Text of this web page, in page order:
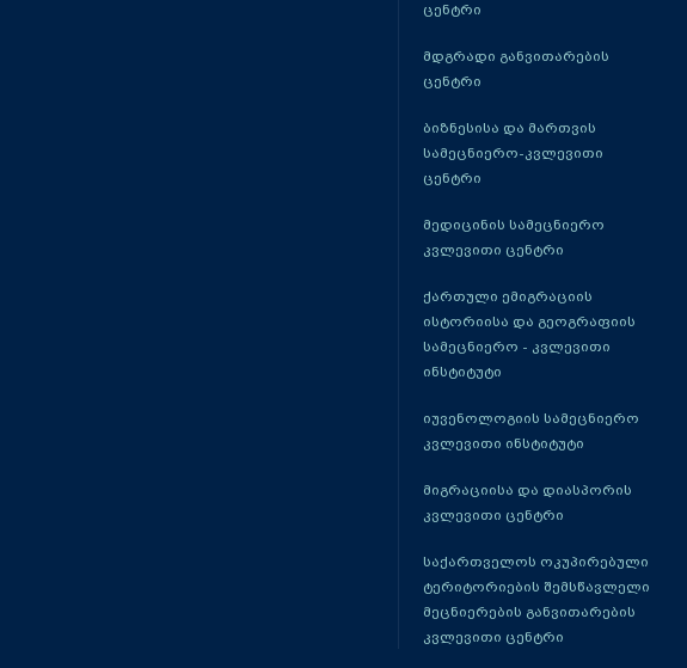
ცენტრი
მდგრადი განვითარების
ცენტრი
ბიზნესისა და მართვის
სამეცნიერო-კვლევითი
ცენტრი
მედიცინის სამეცნიერო
კვლევითი ცენტრი
ქართული ემიგრაციის
ისტორიისა და გეოგრაფიის
სამეცნიერო - კვლევითი
ინსტიტუტი
იუვენოლოგიის სამეცნიერო
კვლევითი ინსტიტუტი
მიგრაციისა და დიასპორის
კვლევითი ცენტრი
საქართველოს ოკუპირებული
ტერიტორიების შემსწავლელი
მეცნიერების განვითარების
კვლევითი ცენტრი